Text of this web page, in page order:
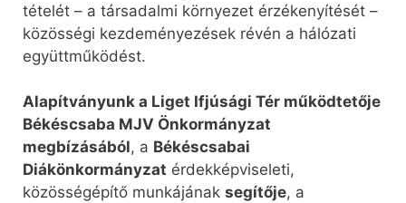
tételét – a társadalmi környezet érzékenyítését –
közösségi kezdeményezések révén a hálózati
együttműködést.
Alapítványunk a Liget Ifjúsági Tér működtetője
Békéscsaba MJV Önkormányzat
megbízásából, a Békéscsabai
Diákönkormányzat érdekképviseleti,
közösségépítő munkájának segítője, a